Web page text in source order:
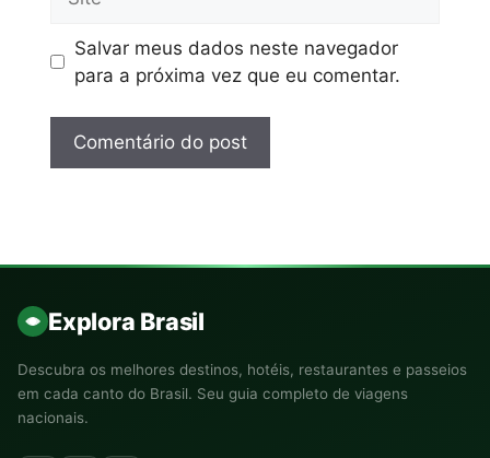
Salvar meus dados neste navegador
para a próxima vez que eu comentar.
Explora Brasil
Descubra os melhores destinos, hotéis, restaurantes e passeios
em cada canto do Brasil. Seu guia completo de viagens
nacionais.